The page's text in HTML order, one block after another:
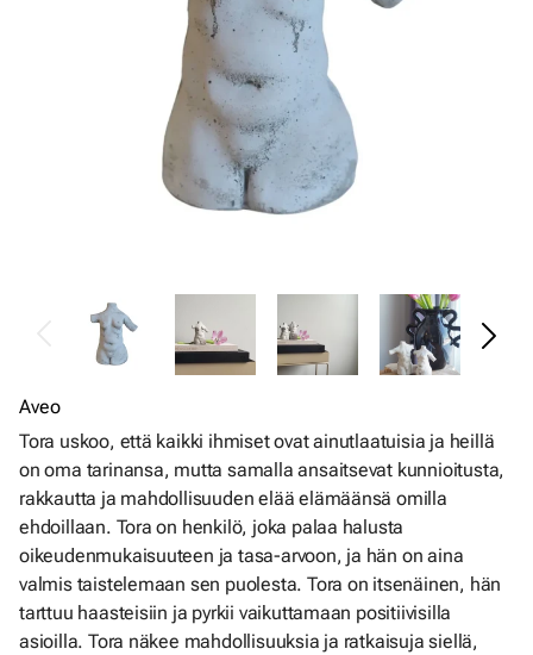
Aveo
Tora uskoo, että kaikki ihmiset ovat ainutlaatuisia ja heillä
on oma tarinansa, mutta samalla ansaitsevat kunnioitusta,
rakkautta ja mahdollisuuden elää elämäänsä omilla
ehdoillaan. Tora on henkilö, joka palaa halusta
oikeudenmukaisuuteen ja tasa-arvoon, ja hän on aina
valmis taistelemaan sen puolesta. Tora on itsenäinen, hän
tarttuu haasteisiin ja pyrkii vaikuttamaan positiivisilla
asioilla. Tora näkee mahdollisuuksia ja ratkaisuja siellä,